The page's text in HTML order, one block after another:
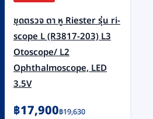
ชุดตรวจ ตา หู Riester รุ่น ri-
scope L (R3817-203) L3
Otoscope/ L2
Ophthalmoscope, LED
3.5V
฿19,630
Original
฿17,900
Current